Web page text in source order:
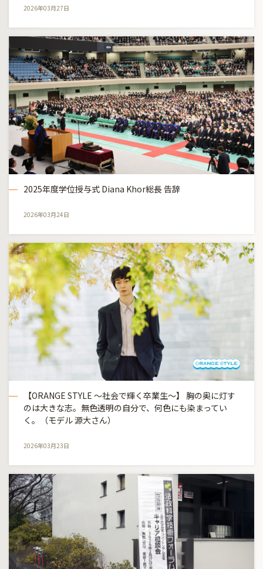
2026年03月27日
2025年度学位授与式 Diana Khor総長 告辞
2026年03月24日
【ORANGE STYLE ～社会で輝く卒業生～】 胸の奥に灯す
のは大きな志。無色透明の自分で、何色にも染まってい
く。（モデル 源大さん）
2026年03月23日